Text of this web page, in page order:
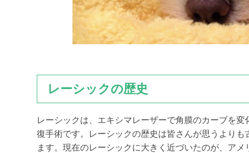
レーシックの歴史
レーシックは、エキシマレーザーで角膜のカーブを
復手術です。レーシックの歴史は皆さんが思うより
ます。現在のレーシックに大きく近づいたのが、ア